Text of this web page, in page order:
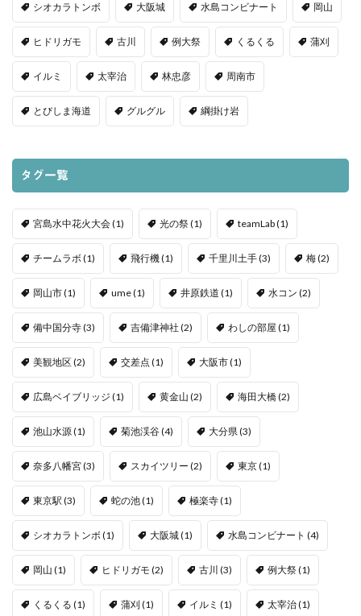
シオカラトンボ 大阪城 水島コンビナート 岡山
ヒドリガモ 古川 例大祭 くるくる 蒲刈
イルミ 太宰治 林忠彦 周南市
とびしま海道 グルグル 綱掛け岩
タグ一覧
宮島水中花火大会(1) 光の祭(1) teamLab(1)
チームラボ(1) 飛行機(1) 千里川土手(3) 梅(2)
岡山市(1) ume(1) 井原鉄道 (1) 水コン (2)
備中国分寺(3) 吉備津神社 (2) わしの部屋 (1)
美観地区(2) 交差点 (1) 大阪市(1)
広島ベイブリッジ (1) 黄金山 (2) 海田大橋(2)
池山水源(1) 菊池渓谷(4) 大分県(3)
奈多八幡宮(3) スカイツリー (2) 東京(1)
東京駅 (3) 蛇の池(1) 極楽寺(1)
シオカラトンボ(1) 大阪城(1) 水島コンビナート (4)
岡山 (1) ヒドリガモ (2) 古川 (3) 例大祭(1)
くるくる (1) 蒲刈 (1) イルミ (1) 太宰治(1)